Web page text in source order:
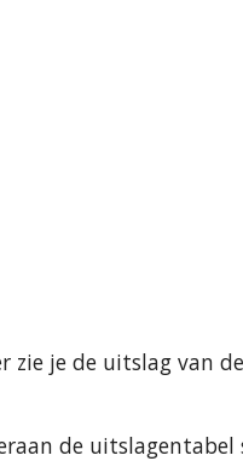
zie je de uitslag van
de